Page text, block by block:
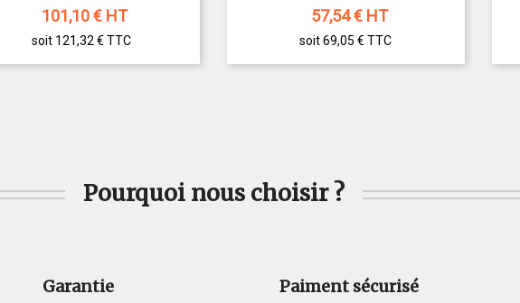
101,10€ HT
soit 121,32 € TTC
57,54€ HT
soit 69,05 €TTC
Pourquoi nous choisir ?
Garantie Paiment sécurisé